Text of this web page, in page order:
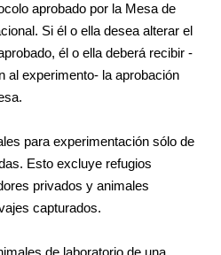
aprobado por la Mesa de
Si él o ella desea alterar el
él o ella deberá recibir -
al experimento- la aprobación
para experimentación sólo de
Esto excluye refugios
privados y animales
capturados.